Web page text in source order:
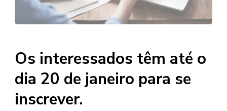
Os interessados têm até o
dia 20 de janeiro para se
inscrever.